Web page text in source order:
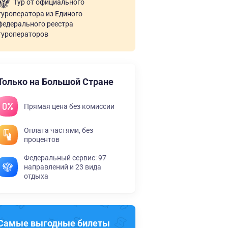
Тур от официального
из Единого
реестра
на Большой Стране
Прямая цена без комиссии
Оплата частями, без
процентов
Федеральный сервис: 97
направлений и 23 вида
отдыха
выгодные билеты